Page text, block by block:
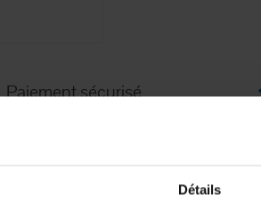
Détails
Paiement sécurisé